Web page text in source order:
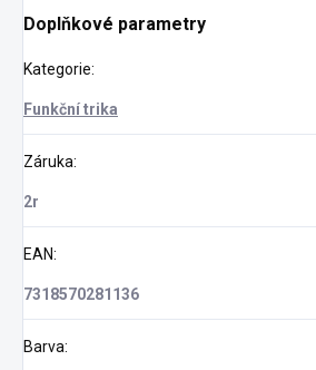
Doplňkové parametry
Kategorie:
Funkční trika
Záruka:
2r
EAN:
7318570281136
Barva: